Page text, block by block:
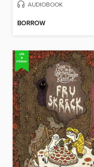
AUDIOBOOK
BORROW